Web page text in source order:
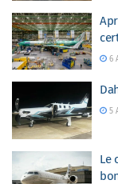
6
5
Le